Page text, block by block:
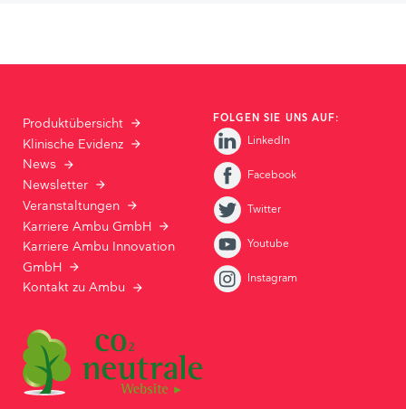
Produktübersicht
Klinische Evidenz
News
Newsletter
Veranstaltungen
Karriere Ambu GmbH
Karriere Ambu Innovation
GmbH
Kontakt zu Ambu
FOLGEN SIE UNS AUF:
LinkedIn
Facebook
Twitter
Youtube
Instagram